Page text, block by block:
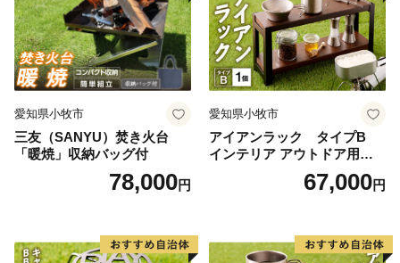
愛知県小牧市
三友（SANYU）焚き火台
「暖焼」収納バッグ付
78,000円
愛知県小牧市
アイアンラック タイプB
インテリア アウトドア用品
レジャー キャンプ67,000円